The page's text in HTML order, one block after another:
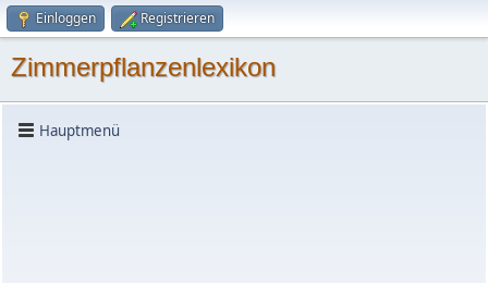
Einloggen Registrieren
Zimmerpflanzenlexikon
Hauptmenü